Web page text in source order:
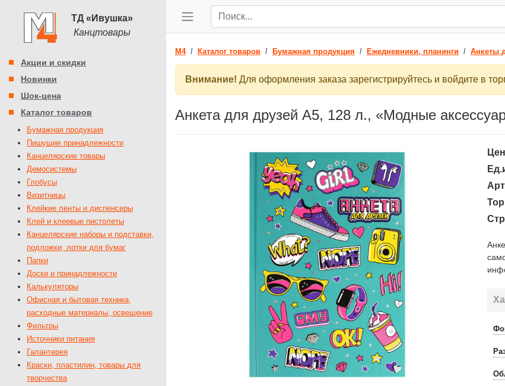
ТД «Ивушка»
Канцтовары
Акции и скидки
Новинки
Шок-цена
Каталог товаров
Бумажная продукция
Пишущие принадлежности
Канцелярские товары
Демосистемы
Глобусы
Визитницы
Клейкие ленты и диспенсеры
Клей и клеевые пистолеты
Канцелярские наборы и подставки,
подложки, лотки для бумаг
Папки
Доски и принадлежности
Калькуляторы
Офисная и бытовая техника,
расходные материалы, освещение
Фильтры
Источники питания
Галантерея
Краски, пластилин, товары для
творчества
M4 Каталог товаров Бумажная продукция Ежедневники, планинги Анкеты
Внимание! Для оформления заказа зарегистрируйтесь и войдите в
Анкета для друзей А5, 128 л., «Модные